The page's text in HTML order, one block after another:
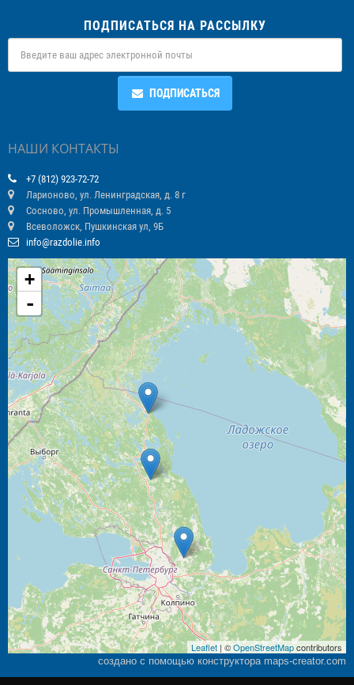
ПОДПИСАТЬСЯ НА РАССЫЛКУ
ПОДПИСАТЬСЯ
НАШИ КОНТАКТЫ
+7 (812) 923-72-72
Ларионово, ул. Ленинградская, д. 8 г
Сосново, ул. Промышленная, д. 5
Всеволожск, Пушкинская ул, 9Б
info@razdolie.info
+
-
Leaflet| ©OpenStreetMapcontributors
создано с помощью конструктора maps-creator.com